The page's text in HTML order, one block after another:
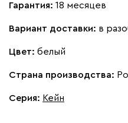
Гарантия: 18 месяцев
Вариант доставки: в
Цвет: белый
Страна производства:
Серия: Кейн